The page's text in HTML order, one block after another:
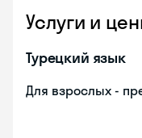
Услуги и
Турецкий язык
Для взрослых -